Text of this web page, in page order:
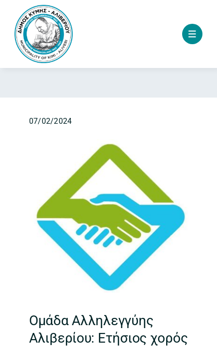
content
07/02/2024
Ομάδα Αλληλεγγύης
Αλιβερίου: Ετήσιος χορός